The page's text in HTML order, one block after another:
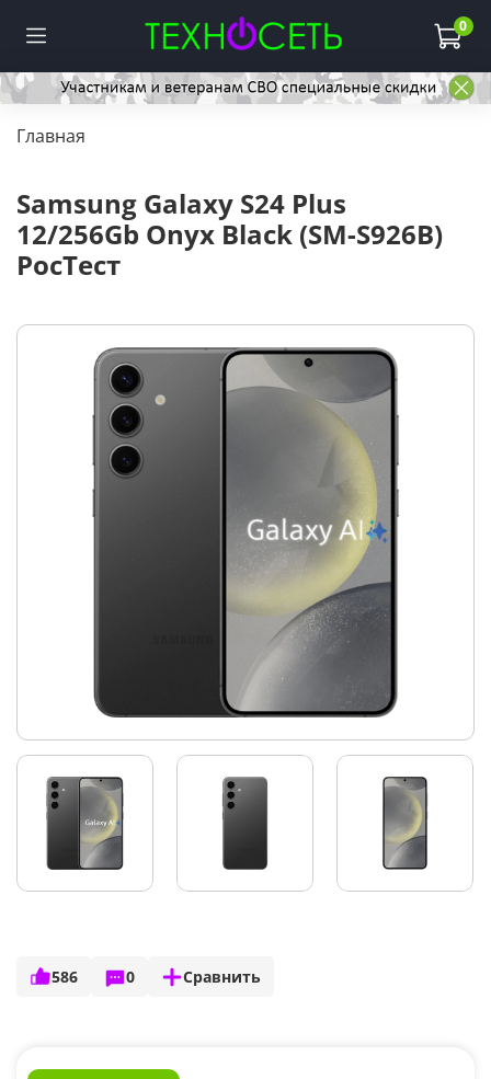
0
Главная
Samsung Galaxy S24 Plus
12/256Gb Onyx Black (SM-S926B)
РосТест
586 0 Сравнить